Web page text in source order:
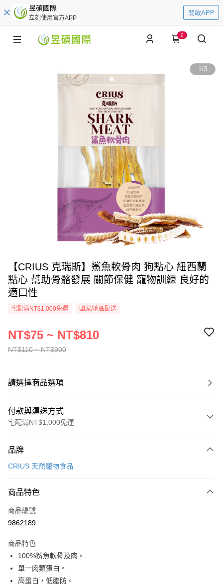
昱碩國際
立刻使用官方APP
開啟APP
0
1/3
【CRIUS 克瑞斯】鯊魚軟骨肉 狗點心 紐西蘭
點心 幫助骨骼發展 關節保健 寵物訓練 良好的
適口性
宅配滿NT$1,000免運 國家/地區配送
NT$110 ~ NT$900
NT$75 ~ NT$810
請選擇商品選項
付款與運送方式
宅配滿NT$1,000免運
信用卡一次付款
Apple Pay
Google Pay
新竹貨運宅配
每筆NT$100，滿NT$1,000(含以上)免運費
祥億貨運
品牌
CRIUS 天然寵物食品
商品特色
商品編號
9862189
商品特色
100%鯊魚軟骨及肉。
單一肉類蛋白。
高蛋白，低脂防。